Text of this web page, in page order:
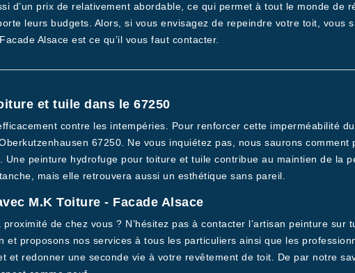
d’un prix de relativement abordable, ce qui permet à tout le monde de
leurs budgets. Alors, si vous envisagez de repeindre votre toit, vous
Alsace est ce qu’il vous faut contacter.
et tuile dans le 67250
contre les intempéries. Pour renforcer cette imperméabilité
67250. Ne vous inquiétez pas, nous saurons comment
peinture hydrofuge pour toiture et tuile contribue au maintien de la
mais elle retrouvera aussi un esthétique sans pareil.
M.K Toiture - Facade Alsace
de chez vous ? N’hésitez pas à contacter l’artisan peinture sur
proposons nos services à tous les particuliers ainsi que les
et redonner une seconde vie à votre revêtement de toit. De par notre